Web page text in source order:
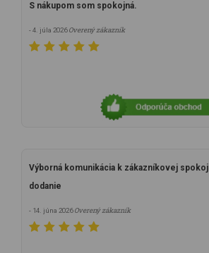
S nákupom som spokojná.
- 4. júla 2026Overený zákazník
Výborná komunikácia k zákazníkovej
dodanie
- 14. júna 2026Overený zákazník